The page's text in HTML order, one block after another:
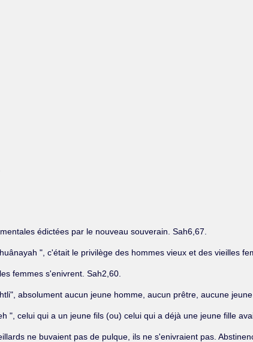
édictées par le nouveau souverain. Sah6,67.
", c'était le privilège des hommes vieux et des vieilles
femmes s'enivrent. Sah2,60.
absolument aucun jeune homme, aucun prêtre, aucune
", celui qui a un jeune fils (ou) celui qui a déjà une jeune fille
ne buvaient pas de pulque, ils ne s'enivraient pas.